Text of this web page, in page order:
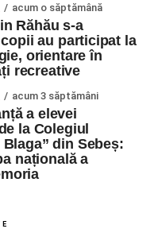
acum o săptămână
Răhău s-a
au participat la
orientare în
recreative
acum 3 săptămâni
a elevei
la Colegiul
din Sebeș:
națională a